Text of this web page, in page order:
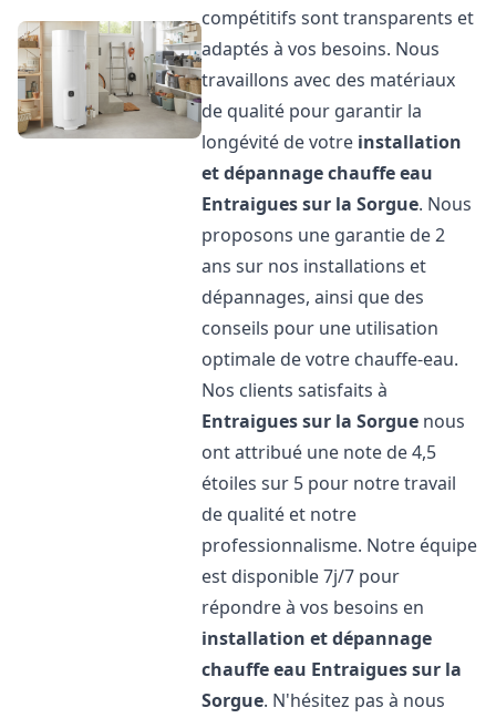
compétitifs sont transparents et
adaptés à vos besoins. Nous
travaillons avec des matériaux
de qualité pour garantir la
longévité de votre installation
et dépannage chauffe eau
Entraigues sur la Sorgue. Nous
proposons une garantie de 2
ans sur nos installations et
dépannages, ainsi que des
conseils pour une utilisation
optimale de votre chauffe-eau.
Nos clients satisfaits à
Entraigues sur la Sorgue nous
ont attribué une note de 4,5
étoiles sur 5 pour notre travail
de qualité et notre
professionnalisme. Notre équipe
est disponible 7j/7 pour
répondre à vos besoins en
installation et dépannage
chauffe eau Entraigues sur la
Sorgue. N'hésitez pas à nous